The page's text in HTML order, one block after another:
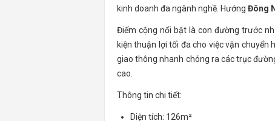
kinh doanh đa ngành nghề. Hướng Đông
Điểm cộng nổi bật là con đường trước
kiện thuận lợi tối đa cho việc vận
giao thông nhanh chóng ra các trục
cao.
Thông tin chi tiết:
Diện tích: 126m²